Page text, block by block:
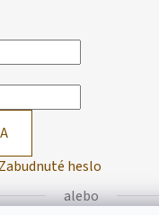
Zabudnuté heslo
alebo